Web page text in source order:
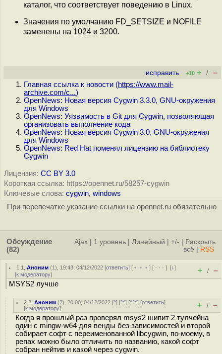
каталог, что соответствует поведению в Linux.
Значения по умолчанию FD_SETSIZE и NOFILE
заменены на 1024 и 3200.
исправить +10 + / –
Главная ссылка к новости (https://www.mail-
archive.com/c...)
OpenNews: Новая версия Cygwin 3.3.0, GNU-окружения
для Windows
OpenNews: Уязвимость в Git для Cygwin, позволяющая
организовать выполнение кода
OpenNews: Новая версия Cygwin 3.0, GNU-окружения
для Windows
OpenNews: Red Hat поменял лицензию на библиотеку
Cygwin
Лицензия: CC BY 3.0
Короткая ссылка: https://opennet.ru/58257-cygwin
Ключевые слова: cygwin, windows
При перепечатке указание ссылки на opennet.ru обязательно
Обсуждение
(82)
Ajax 1 уровень Линейный +/-
Раскрыть
всё
RSS
1.1 ,Аноним (1), 19:43, 04/12/2022 [ответить] [ ﹢﹢﹢] [ · · ·][↓]
[к модератору] + / –
MSYS2 лучше
2.2 ,Аноним (2), 20:00, 04/12/2022 [^] [^^] [^^^] [ответить]
[к модератору] + / –
Когда я прошлый раз проверял msys2 шипит 2 тулчейна
один с mingw-w64 для венды без зависимостей и второй
собирает софт с переименованной libcygwin, по-моему, в
репах можно было отличить по названию, какой софт
собран нейтив и какой через cygwin.